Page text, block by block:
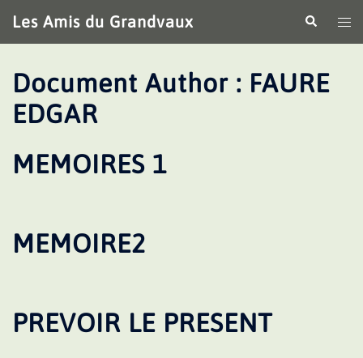
au
contenu
Les Amis du Grandvaux
le
Document Author : FAURE
EDGAR
MEMOIRES 1
MEMOIRE2
PREVOIR LE PRESENT